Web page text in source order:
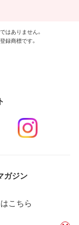
はありません。
録商標です。
ガジン
こちら